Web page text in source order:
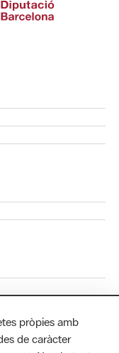
pròpies amb
de caràcter